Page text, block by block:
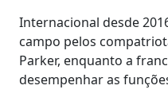
Internacional desde
campo pelos
Parker, enquanto a
desempenhar as